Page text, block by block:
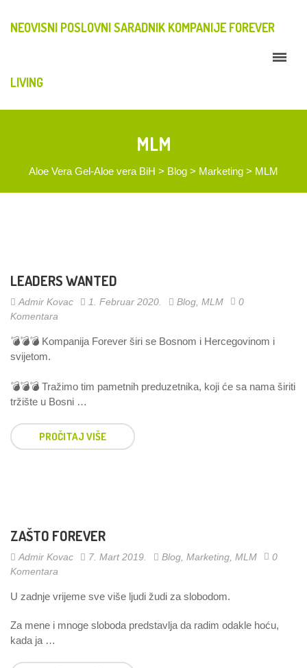
NEOVISNI POSLOVNI SARADNIK KOMPANIJE FOREVER
LIVING
MLM
Aloe Vera Gel-Aloe vera BiH > Blog > Marketing > MLM
LEADERS WANTED
Admir Kovac 1. Februar 2020. Blog MLM
0
Komentara
💣💣💣 Kompanija Forever širi se Bosnom i Hercegovinom i
svijetom.
💣💣💣 Tražimo tim pametnih preduzetnika, koji će sa nama širiti
tržište u Bosni …
PROČITAJ VIŠE
ZAŠTO FOREVER
Admir Kovac 7. Mart 2019. Blog Marketing MLM
0
Komentara
U zadnje vrijeme sve više ljudi žudi za slobodom.
Za mene i mnoge sloboda predstavlja da radim odakle hoću,
kada ja …